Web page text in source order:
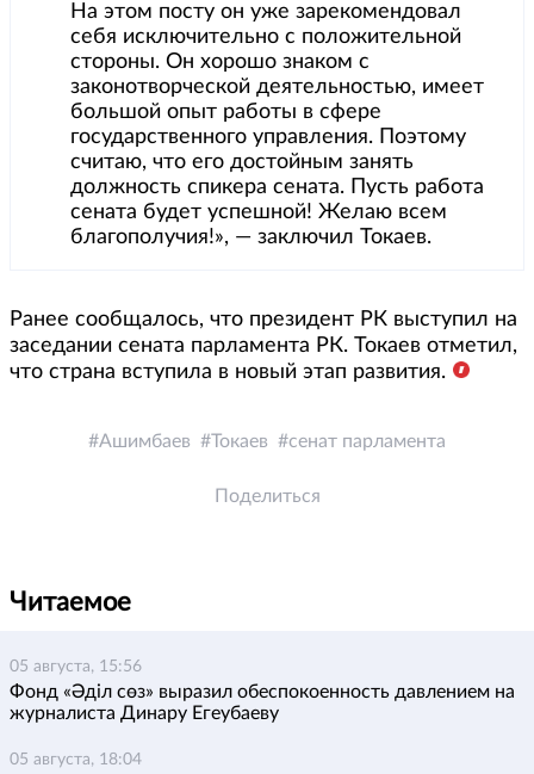
На этом посту он уже зарекомендовал
себя исключительно с положительной
стороны. Он хорошо знаком с
законотворческой деятельностью, имеет
большой опыт работы в сфере
государственного управления. Поэтому
считаю, что его достойным занять
должность спикера сената. Пусть работа
сената будет успешной! Желаю всем
благополучия!», — заключил Токаев.
Ранее сообщалось, что президент РК выступил на
заседании сената парламента РК. Токаев отметил,
что страна вступила в новый этап развития.
Ашимбаев Токаев сенат парламента
Поделиться
Читаемое
05 августа, 15:56
Фонд «Әділ сөз» выразил обеспокоенность давлением на
журналиста Динару Егеубаеву
05 августа, 18:04